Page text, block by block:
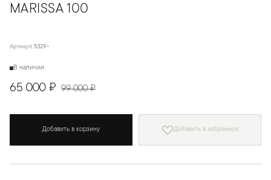
MARISSA 100
Артикул: 5329-
В наличии
65 000 ₽ 99 000 ₽
Добавить в корзину Добавить в избранное